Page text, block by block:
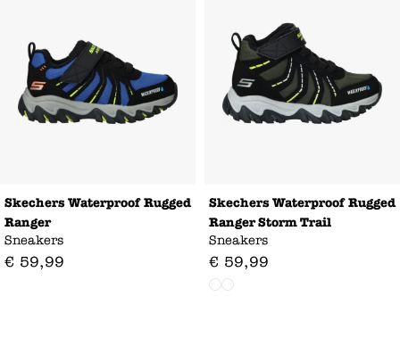
Skechers Waterproof Rugged
Ranger
Sneakers
€ 59,99
Skechers Waterproof Rugged
Ranger Storm Trail
Sneakers
€ 59,99